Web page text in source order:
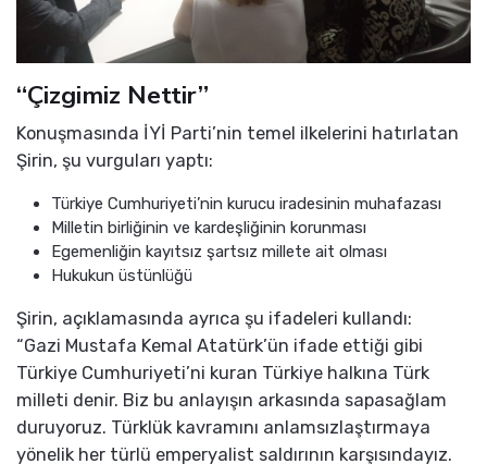
“Çizgimiz Nettir”
Konuşmasında İYİ Parti’nin temel ilkelerini hatırlatan
Şirin, şu vurguları yaptı:
Türkiye Cumhuriyeti’nin kurucu iradesinin muhafazası
Milletin birliğinin ve kardeşliğinin korunması
Egemenliğin kayıtsız şartsız millete ait olması
Hukukun üstünlüğü
Şirin, açıklamasında ayrıca şu ifadeleri kullandı:
“Gazi Mustafa Kemal Atatürk’ün ifade ettiği gibi
Türkiye Cumhuriyeti’ni kuran Türkiye halkına Türk
milleti denir. Biz bu anlayışın arkasında sapasağlam
duruyoruz. Türklük kavramını anlamsızlaştırmaya
yönelik her türlü emperyalist saldırının karşısındayız.